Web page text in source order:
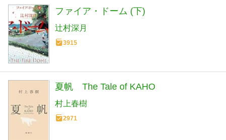
ファイア・ドーム (下)
辻村深月
3915
夏帆 The Tale of KAHO
村上春樹
2971